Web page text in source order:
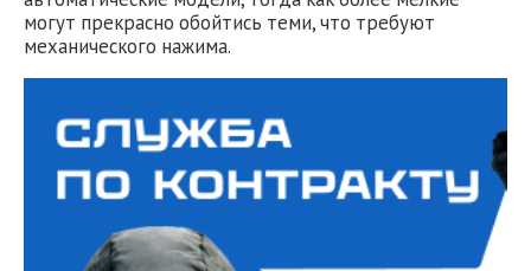
могут прекрасно обойтись теми, что требуют
механического нажима.